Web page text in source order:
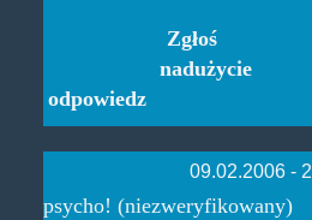
odpowiedz
Zgłoś
nadużycie
09.02.2006 -
psycho! (niezweryfikowany)